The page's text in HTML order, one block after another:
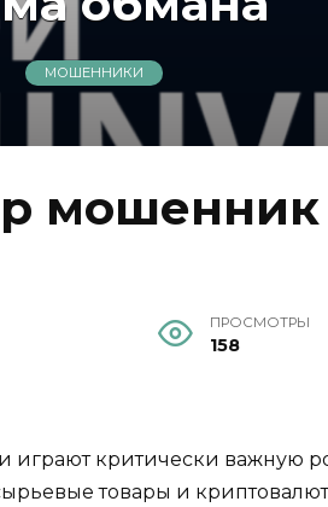
МОШЕННИКИ
ПРОСМОТРЫ
158
критически важную
товары и